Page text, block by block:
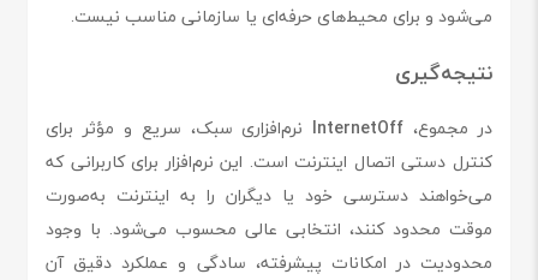
می‌شود و برای محیط‌های حرفه‌ای یا سازمانی مناسب نیست.
نتیجه‌گیری
در مجموع، InternetOff نرم‌افزاری سبک، سریع و مؤثر برای
کنترل دستی اتصال اینترنت است. این نرم‌افزار برای کاربرانی که
می‌خواهند دسترسی خود یا دیگران را به اینترنت به‌صورت
موقت محدود کنند، انتخابی عالی محسوب می‌شود. با وجود
محدودیت در امکانات پیشرفته، سادگی و عملکرد دقیق آن